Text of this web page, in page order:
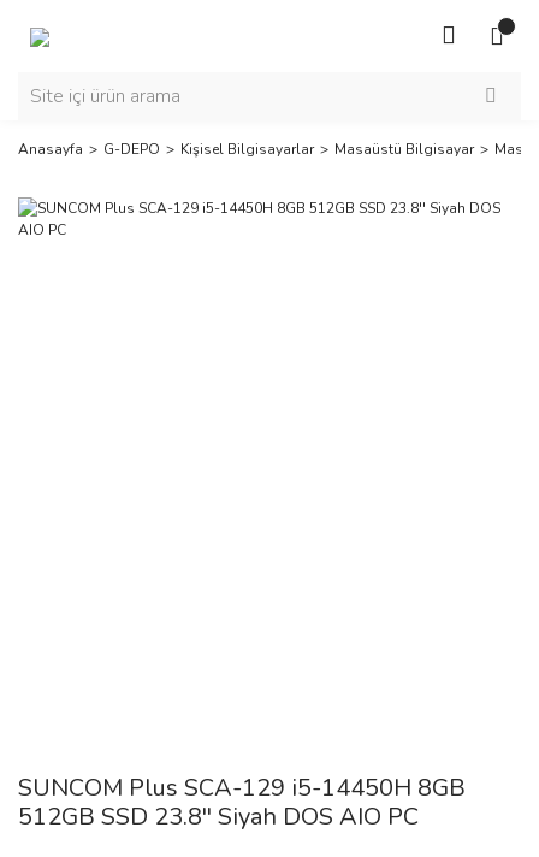
Anasayfa G-DEPO Kişisel Bilgisayarlar Masaüstü Bilgisayar
SUNCOM Plus SCA-129 i5-14450H 8GB
512GB SSD 23.8'' Siyah DOS AIO PC